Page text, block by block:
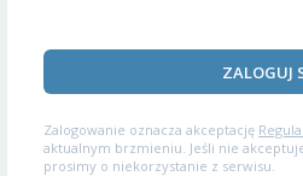
ZALOGUJ
Zalogowanie oznacza akceptację
aktualnym brzmieniu. Jeśli nie
prosimy o niekorzystanie z serwisu.